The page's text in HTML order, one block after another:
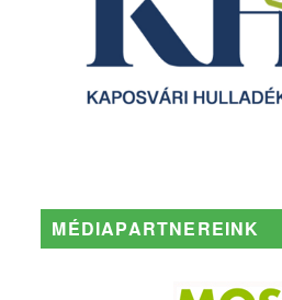
MÉDIAPARTNEREINK